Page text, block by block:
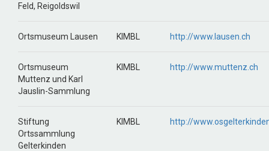
Feld, Reigoldswil
Ortsmuseum Lausen KIMBL http://www.lausen.ch
Ortsmuseum
Muttenz und Karl
Jauslin-Sammlung
KIMBL http://www.muttenz.ch
Stiftung
Ortssammlung
Gelterkinden
KIMBL http://